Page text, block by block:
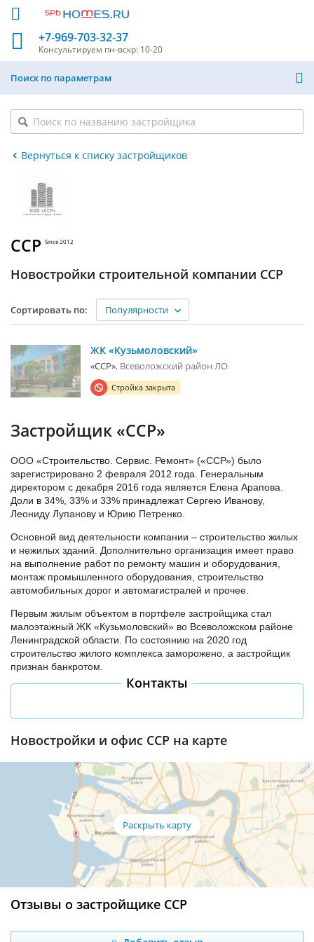
+7-969-703-32-37
Консультируем пн-вскр: 10-20
Поиск по параметрам
Вернуться к списку застройщиков
ССР Since 2012
Новостройки строительной компании ССР
Сортировать по: Популярности
ЖК «Кузьмоловский»
«ССР» Всеволожский район ЛО
Стройка закрыта
Застройщик «ССР»
ООО «Строительство. Сервис. Ремонт» («ССР») было
зарегистрировано 2 февраля 2012 года. Генеральным
директором с декабря 2016 года является Елена Арапова.
Доли в 34%, 33% и 33% принадлежат Сергею Иванову,
Леониду Лупанову и Юрию Петренко.
Основной вид деятельности компании – строительство жилых
и нежилых зданий. Дополнительно организация имеет право
на выполнение работ по ремонту машин и оборудования,
монтаж промышленного оборудования, строительство
автомобильных дорог и автомагистралей и прочее.
Первым жилым объектом в портфеле застройщика стал
малоэтажный ЖК «Кузьмоловский» во Всеволожском районе
Ленинградской области. По состоянию на 2020 год
строительство жилого комплекса заморожено, а застройщик
признан банкротом.
Контакты
Новостройки и офис ССР на карте
Отзывы о застройщике ССР